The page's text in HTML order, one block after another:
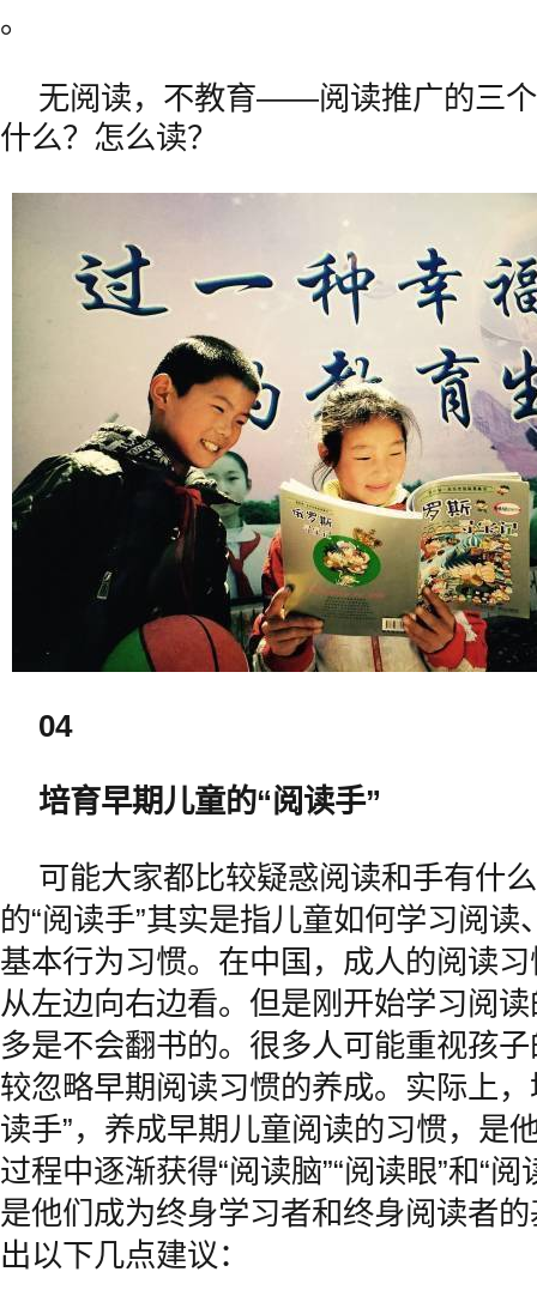
。
无阅读，不教育——阅读推广的三
什么？怎么读？
04
培育早期儿童的“阅读手”
可能大家都比较疑惑阅读和手有什
的“阅读手”其实是指儿童如何学习阅
基本行为习惯。在中国，成人的阅读
从左边向右边看。但是刚开始学习阅
多是不会翻书的。很多人可能重视孩
较忽略早期阅读习惯的养成。实际上
读手”，养成早期儿童阅读的习惯，是
过程中逐渐获得“阅读脑”“阅读眼”和“
是他们成为终身学习者和终身阅读者
出以下几点建议：